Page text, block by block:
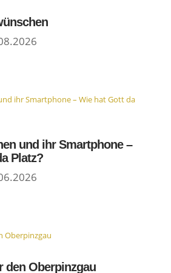
und ihr Smartphone –
Platz?
den Oberpinzgau